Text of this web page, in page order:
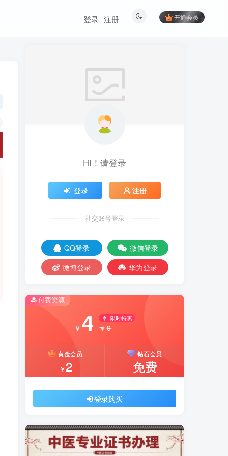
开通会员
登录 注册
HI！请登录
登录 注册
社交账号登录
QQ登录
微信登录
微博登录
华为登录
付费资源
￥ 4 限时特惠
￥9
黄金会员
￥2
钻石会员
免费
登录购买